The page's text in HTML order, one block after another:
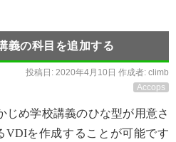
の科目を追加する
投稿日: 2020年4月10日 作成者: climb
Accops
じめ学校講義のひな型が用意さ
VDIを作成することが可能です